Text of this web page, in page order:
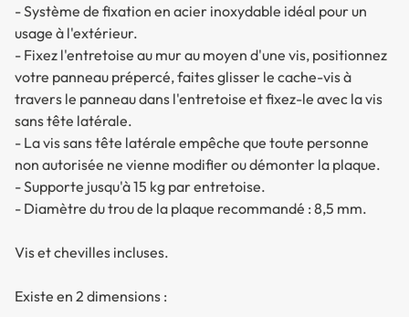
- Système de fixation en acier inoxydable idéal pour un
usage à l'extérieur.
- Fixez l'entretoise au mur au moyen d'une vis, positionnez
votre panneau prépercé, faites glisser le cache-vis à
travers le panneau dans l'entretoise et fixez-le avec la vis
sans tête latérale.
- La vis sans tête latérale empêche que toute personne
non autorisée ne vienne modifier ou démonter la plaque.
- Supporte jusqu'à 15 kg par entretoise.
- Diamètre du trou de la plaque recommandé : 8,5 mm.
Vis et chevilles incluses.
Existe en 2 dimensions :